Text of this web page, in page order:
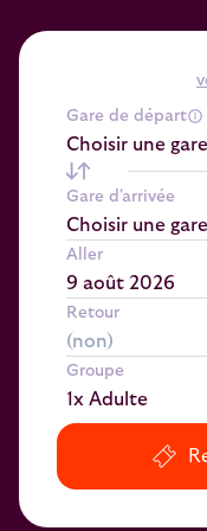
Gare de départ
Choisir une gare
Gare d'arrivée
Choisir une gare
Aller
Retour
Groupe
1x Adulte